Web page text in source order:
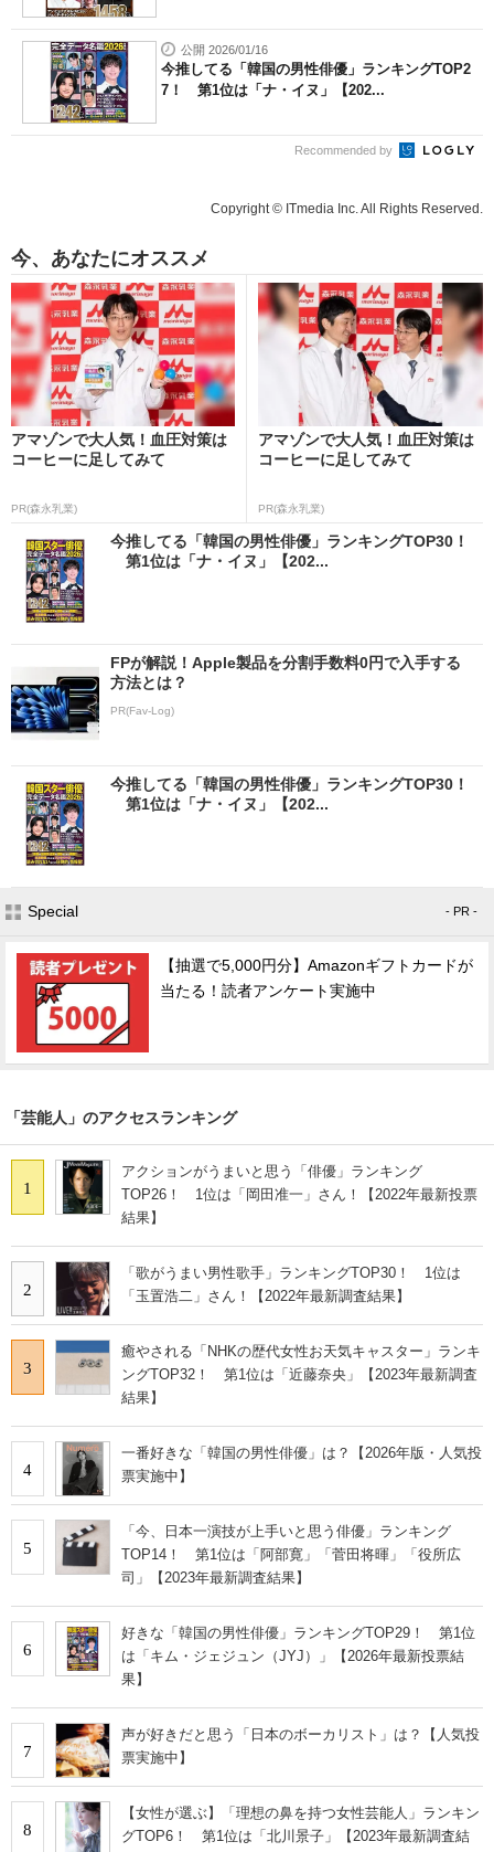
公開 2026/01/16
今推してる「韓国の男性俳優」ランキングTOP2
7！ 第1位は「ナ・イヌ」【202...
Recommended by
Copyright © ITmedia Inc. All Rights Reserved.
今、あなたにオススメ
アマゾンで大人気！血圧対策は
コーヒーに足してみて
PR(森永乳業)
アマゾンで大人気！血圧対策は
コーヒーに足してみて
PR(森永乳業)
今推してる「韓国の男性俳優」ランキングTOP30！
第1位は「ナ・イヌ」【202...
FPが解説！Apple製品を分割手数料0円で入手する
方法とは？
PR(Fav-Log)
今推してる「韓国の男性俳優」ランキングTOP30！
第1位は「ナ・イヌ」【202...
Special - PR -
【抽選で5,000円分】Amazonギフトカードが
当たる！読者アンケート実施中
「芸能人」のアクセスランキング
1
アクションがうまいと思う「俳優」ランキング
TOP26！ 1位は「岡田准一」さん！【2022年最新投票
結果】
2
「歌がうまい男性歌手」ランキングTOP30！ 1位は
「玉置浩二」さん！【2022年最新調査結果】
3
癒やされる「NHKの歴代女性お天気キャスター」ランキ
ングTOP32！ 第1位は「近藤奈央」【2023年最新調査
結果】
4
一番好きな「韓国の男性俳優」は？【2026年版・人気投
票実施中】
5
「今、日本一演技が上手いと思う俳優」ランキング
TOP14！ 第1位は「阿部寛」「菅田将暉」「役所広
司」【2023年最新調査結果】
6
好きな「韓国の男性俳優」ランキングTOP29！ 第1位
は「キム・ジェジュン（JYJ）」【2026年最新投票結
果】
7
声が好きだと思う「日本のボーカリスト」は？【人気投
票実施中】
8
【女性が選ぶ】「理想の鼻を持つ女性芸能人」ランキン
グTOP6！ 第1位は「北川景子」【2023年最新調査結